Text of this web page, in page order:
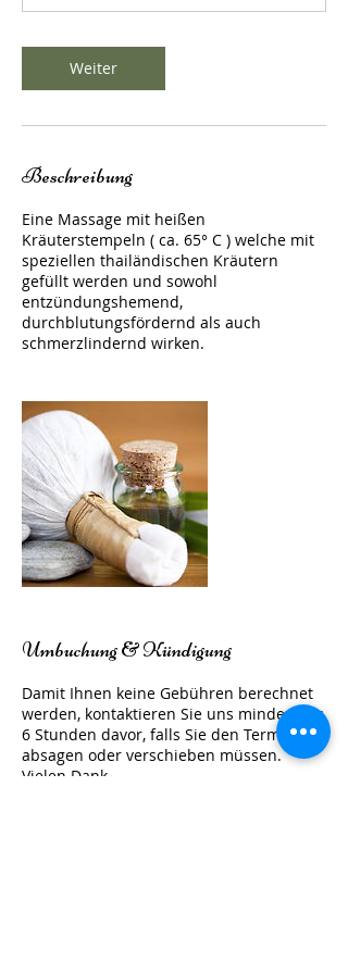
.
Weiter
Beschreibung
Eine Massage mit heißen
Kräuterstempeln ( ca. 65° C ) welche mit
speziellen thailändischen Kräutern
gefüllt werden und sowohl
entzündungshemend,
durchblutungsfördernd als auch
schmerzlindernd wirken.
Umbuchung & Kündigung
Damit Ihnen keine Gebühren berechnet
werden, kontaktieren Sie uns mindestens
6 Stunden davor, falls Sie den Termin
absagen oder verschieben müssen.
Vielen Dank.